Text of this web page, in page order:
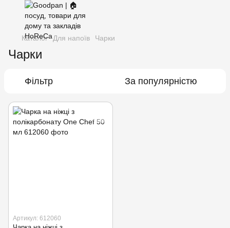
Каталог Для напоїв Чарки
Чарки
Фільтр За популярністю
Артикул: 612060